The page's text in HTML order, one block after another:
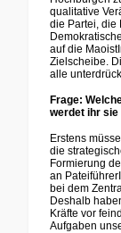
qualitative
die Partei, die
auf die
Zielscheibe.
alle
Frage:
werdet ihr sie
Erstens
die
Formierung
an
bei dem
Deshalb
Kräfte vor
Aufgaben